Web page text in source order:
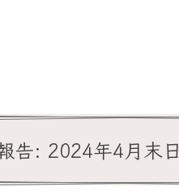
告: 2024年4月末日